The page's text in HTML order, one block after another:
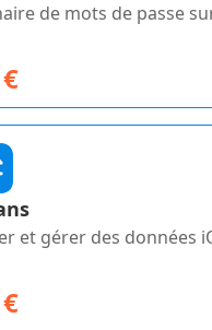
de mots de passe
et gérer des données